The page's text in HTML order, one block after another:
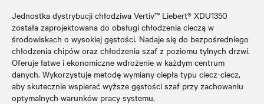
Jednostka dystrybucji chłodziwa Vertiv™ Liebert® XDU1350
została zaprojektowana do obsługi chłodzenia cieczą w
środowiskach o wysokiej gęstości. Nadaje się do bezpośredniego
chłodzenia chipów oraz chłodzenia szaf z poziomu tylnych drzwi.
Oferuje łatwe i ekonomiczne wdrożenie w każdym centrum
danych. Wykorzystuje metodę wymiany ciepła typu ciecz-ciecz,
aby skutecznie wspierać wyższe gęstości szaf przy zachowaniu
optymalnych warunków pracy systemu.